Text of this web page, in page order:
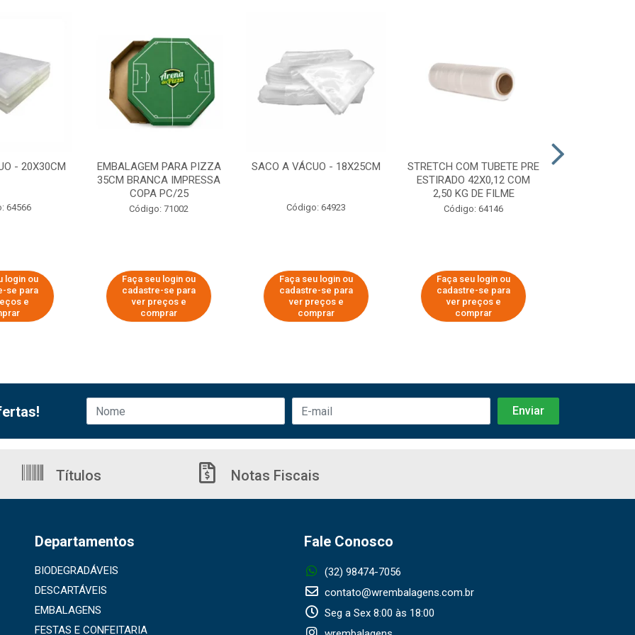
- 20X30CM
64566
login ou
se para
e
EMBALAGEM PARA PIZZA
35CM BRANCA IMPRESSA
COPA PC/25
Código: 71002
Faça seu login ou
cadastre-se para
ver preços e
comprar
SACO A VÁCUO - 18X25CM
Código: 64923
Faça seu login ou
cadastre-se para
ver preços e
comprar
STRETCH COM TUBETE PRE
ESTIRADO 42X0,12 COM
2,50 KG DE FILME
Código: 64146
Faça seu login ou
cadastre-se para
ver preços e
comprar
Títulos Notas Fiscais
Departamentos
BIODEGRADÁVEIS
DESCARTÁVEIS
EMBALAGENS
FESTAS E CONFEITARIA
Fale Conosco
(32) 98474-7056
contato@wrembalagens.com.br
Seg a Sex 8:00 às 18:00